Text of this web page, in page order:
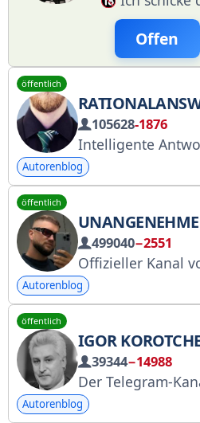
Offen
öffentlich
RATIONALANSWER
105628-1876
Intelligente Antworten zu Finanzen und mehr. Erfahren Sie mehr über den Kanal: https://t.me/RationalAnswer/1017 Für
Autorenblog
öffentlich
499040−2551
Offizieller Kanal von Priyatny Ildar. masterildar.reklama@gmail.com – Werbung @visix – Werbung auf Telegram
Autorenblog
öffentlich
IGOR
39344−14988
Der Telegram-Kanal des Chefredakteurs der Zeitschrift „National
Autorenblog